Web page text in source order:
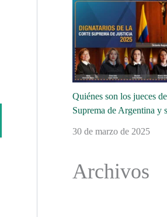
Quiénes son los jueces
Suprema de Argentina y
30 de marzo de 2025
Archivos